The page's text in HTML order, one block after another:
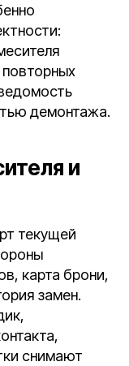
демонтажа.
и
текущей
карта брони,
замен.
снимают